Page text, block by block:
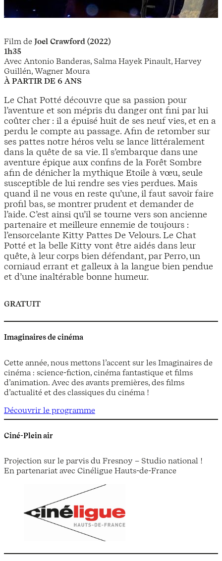
GRATUIT
Film de Joel Crawford (2022)
1h35
Avec Antonio Banderas, Salma Hayek Pinault, Harvey
Guillén, Wagner Moura
À PARTIR DE 6 ANS
Le Chat Potté découvre que sa passion pour
l’aventure et son mépris du danger ont fini par lui
coûter cher : il a épuisé huit de ses neuf vies, et en a
perdu le compte au passage. Afin de retomber sur
ses pattes notre héros velu se lance littéralement
dans la quête de sa vie. Il s’embarque dans une
aventure épique aux confins de la Forêt Sombre
afin de dénicher la mythique Etoile à vœu, seule
susceptible de lui rendre ses vies perdues. Mais
quand il ne vous en reste qu’une, il faut savoir faire
profil bas, se montrer prudent et demander de
l’aide. C’est ainsi qu’il se tourne vers son ancienne
partenaire et meilleure ennemie de toujours :
l’ensorcelante Kitty Pattes De Velours. Le Chat
Potté et la belle Kitty vont être aidés dans leur
quête, à leur corps bien défendant, par Perro, un
corniaud errant et galleux à la langue bien pendue
et d’une inaltérable bonne humeur.
Imaginaires de cinéma
Cette année, nous mettons l’accent sur les Imaginaires de
cinéma : science-fiction, cinéma fantastique et films
d’animation. Avec des avants premières, des films
d’actualité et des classiques du cinéma !
Découvrir le programme
Ciné-Plein air
Projection sur le parvis du Fresnoy – Studio national !
En partenariat avec Cinéligue Hauts-de-France